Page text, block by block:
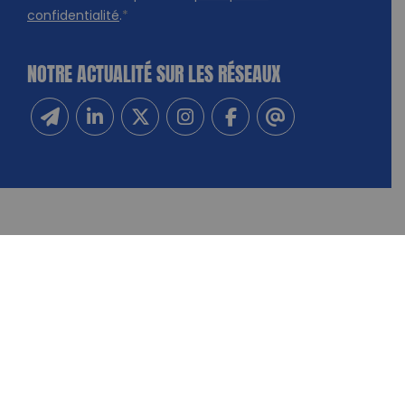
confidentialité.*
NOTRE ACTUALITÉ SUR LES RÉSEAUX